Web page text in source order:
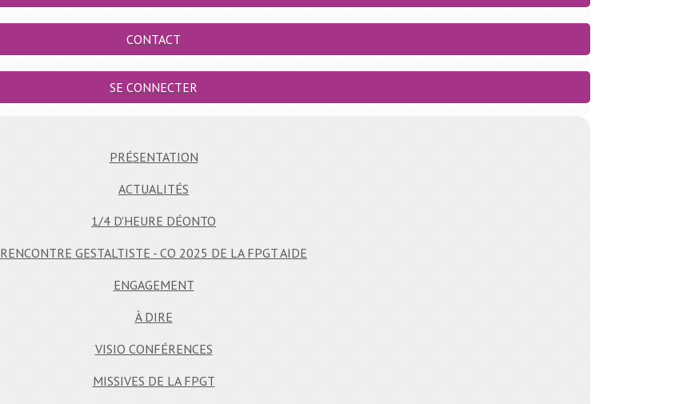
CONTACT
SE CONNECTER
PRÉSENTATION
ACTUALITÉS
1/4 D'HEURE DÉONTO
RENCONTRE GESTALTISTE - CO 2025 DE LA FPGT AIDE
ENGAGEMENT
À DIRE
VISIO CONFÉRENCES
MISSIVES DE LA FPGT